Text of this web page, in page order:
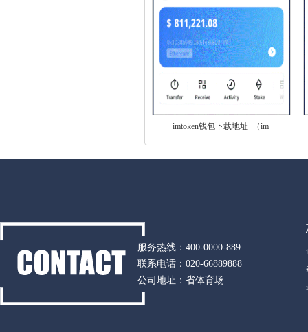
imtoken钱包下载地址_（im
服务热线：400-0000-889
联系电话：020-66889888
公司地址：省体育场